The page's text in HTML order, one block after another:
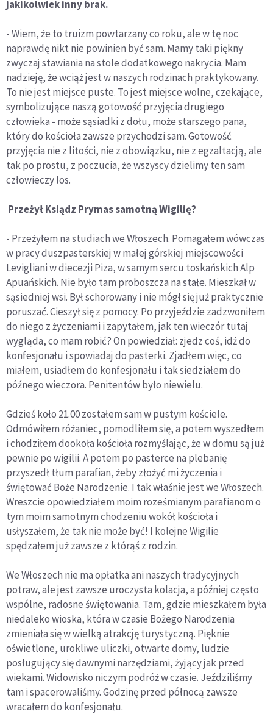
jakikolwiek inny brak.
- Wiem, że to truizm powtarzany co roku, ale w tę noc
naprawdę nikt nie powinien być sam. Mamy taki piękny
zwyczaj stawiania na stole dodatkowego nakrycia. Mam
nadzieję, że wciąż jest w naszych rodzinach praktykowany.
To nie jest miejsce puste. To jest miejsce wolne, czekające,
symbolizujące naszą gotowość przyjęcia drugiego
człowieka - może sąsiadki z dołu, może starszego pana,
który do kościoła zawsze przychodzi sam. Gotowość
przyjęcia nie z litości, nie z obowiązku, nie z egzaltacją, ale
tak po prostu, z poczucia, że wszyscy dzielimy ten sam
człowieczy los.
Przeżył Ksiądz Prymas samotną Wigilię?
- Przeżyłem na studiach we Włoszech. Pomagałem wówczas
w pracy duszpasterskiej w małej górskiej miejscowości
Levigliani w diecezji Piza, w samym sercu toskańskich Alp
Apuańskich. Nie było tam proboszcza na stałe. Mieszkał w
sąsiedniej wsi. Był schorowany i nie mógł się już praktycznie
poruszać. Cieszył się z pomocy. Po przyjeździe zadzwoniłem
do niego z życzeniami i zapytałem, jak ten wieczór tutaj
wygląda, co mam robić? On powiedział: zjedz coś, idź do
konfesjonału i spowiadaj do pasterki. Zjadłem więc, co
miałem, usiadłem do konfesjonału i tak siedziałem do
późnego wieczora. Penitentów było niewielu.
Gdzieś koło 21.00 zostałem sam w pustym kościele.
Odmówiłem różaniec, pomodliłem się, a potem wyszedłem
i chodziłem dookoła kościoła rozmyślając, że w domu są już
pewnie po wigilii. A potem po pasterce na plebanię
przyszedł tłum parafian, żeby złożyć mi życzenia i
świętować Boże Narodzenie. I tak właśnie jest we Włoszech.
Wreszcie opowiedziałem moim roześmianym parafianom o
tym moim samotnym chodzeniu wokół kościoła i
usłyszałem, że tak nie może być! I kolejne Wigilie
spędzałem już zawsze z którąś z rodzin.
We Włoszech nie ma opłatka ani naszych tradycyjnych
potraw, ale jest zawsze uroczysta kolacja, a później często
wspólne, radosne świętowania. Tam, gdzie mieszkałem była
niedaleko wioska, która w czasie Bożego Narodzenia
zmieniała się w wielką atrakcję turystyczną. Pięknie
oświetlone, urokliwe uliczki, otwarte domy, ludzie
posługujący się dawnymi narzędziami, żyjący jak przed
wiekami. Widowisko niczym podróż w czasie. Jeździliśmy
tam i spacerowaliśmy. Godzinę przed północą zawsze
wracałem do konfesjonału.